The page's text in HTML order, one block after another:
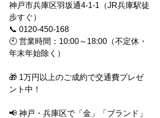
神戸市兵庫区羽坂通4-1-1（JR兵庫駅徒
歩すぐ）
📞 0120-450-168
🕙 営業時間：10:00～18:00（不定休・
年末年始除く）
🎁 1万円以上のご成約で交通費プレゼ
ント中！
📢 神戸・兵庫区で「金」「ブランド」